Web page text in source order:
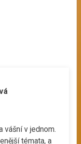
vášní v jednom.
témata, a